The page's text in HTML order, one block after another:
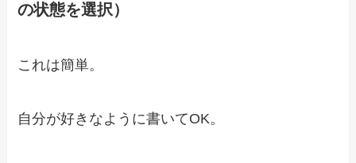
の状態を選択）
これは簡単。
自分が好きなように書いてOK。